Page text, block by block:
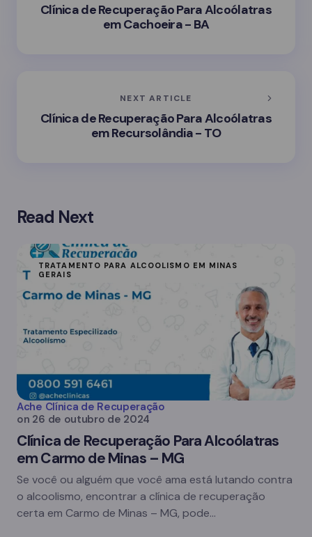
Clínica de Recuperação Para Alcoólatras
em Cachoeira - BA
NEXT ARTICLE
Clínica de Recuperação Para Alcoólatras
em Recursolândia - TO
Read Next
TRATAMENTO PARA ALCOOLISMO EM MINAS
GERAIS
Ache Clínica de Recuperação
on 26 de outubro de 2024
Clínica de Recuperação Para Alcoólatras
em Carmo de Minas – MG
Se você ou alguém que você ama está lutando contra
o alcoolismo, encontrar a clínica de recuperação
certa em Carmo de Minas – MG, pode…